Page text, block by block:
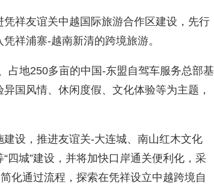
祥友谊关中越国际旅游合作区建设，先行
祥浦寨-越南新清的跨境旅游。
占地250多亩的中国-东盟自驾车服务总部基
国风情、休闲度假、文化体验等为主题，
设，推进友谊关-大连城、南山红木文化
四城”建设，并将加快口岸通关便利化，采
化通过流程，探索在凭祥设立中越跨境自